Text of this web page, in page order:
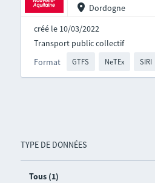
TYPE DE DONNÉES
Tous (1)
Dordogne
créé le 10/03/2022
Format GTFS NeTEx SIRI
Transport public collectif